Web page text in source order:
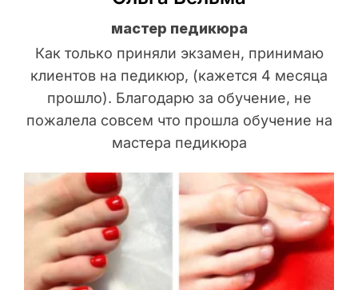
мастер педикюра
Как только приняли экзамен, принимаю
клиентов на педикюр, (кажется 4 месяца
прошло). Благодарю за обучение, не
пожалела совсем что прошла обучение на
мастера педикюра